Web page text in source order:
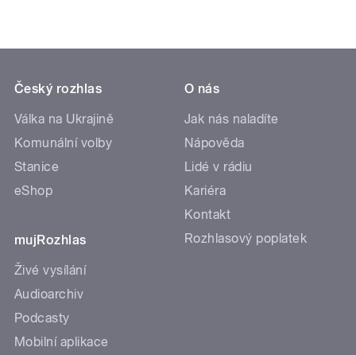
Český rozhlas
Válka na Ukrajině
Komunální volby
Stanice
eShop
mujRozhlas
Živé vysílání
Audioarchiv
Podcasty
Mobilní aplikace
O nás
Jak nás naladíte
Nápověda
Lidé v rádiu
Kariéra
Kontakt
Rozhlasový poplatek